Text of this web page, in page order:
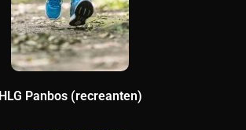
HLG Panbos (recreanten)